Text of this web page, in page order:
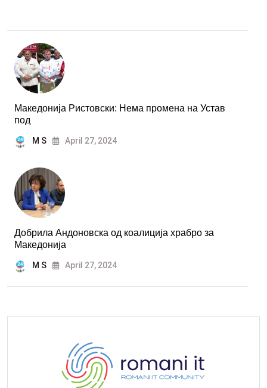
Македонија Ристовски: Нема промена на Устав
под
M S April 27, 2024
Добрила Андоновска од коалиција храбро за
Македонија
M S April 27, 2024